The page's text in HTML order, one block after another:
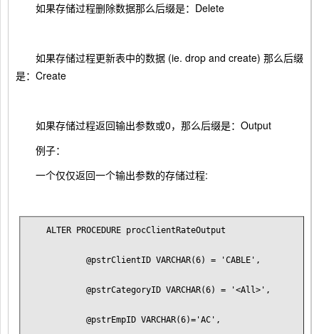
如果存储过程删除数据那么后缀是：Delete
如果存储过程更新表中的数据 (ie. drop and create) 那么后缀
是：Create
如果存储过程返回输出参数或0，那么后缀是：Output
例子：
一个仅仅返回一个输出参数的存储过程:
ALTER PROCEDURE procClientRateOutput
        @pstrClientID VARCHAR(6) = 'CABLE',
        @pstrCategoryID VARCHAR(6) = '<All>',
        @pstrEmpID VARCHAR(6)='AC',